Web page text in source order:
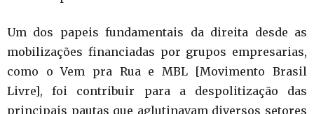
Um dos papeis fundamentais da direita desde as
mobilizações financiadas por grupos empresarias,
como o Vem pra Rua e MBL [Movimento Brasil
Livre], foi contribuir para a despolitização das
principais pautas que aglutinavam diversos setores